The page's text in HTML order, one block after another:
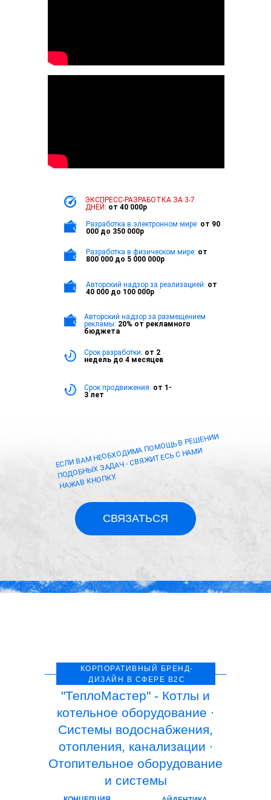
Разработка в электронном мире: от 90
000 до 350 000р
Разработка в физическом мире: от
800 000 до 5 000 000р
Авторский надзор за реализацией: от
40 000 до 100 000р
Авторский надзор за размещением
рекламы: 20% от рекламного
бюджета
Срок разработки: от 2
недель до 4 месяцев
Срок продвижения: от 1-
3 лет
ЭКСПРЕСС-РАЗРАБОТКА ЗА 3-7
ДНЕЙ: от 40 000р
СВЯЗАТЬСЯ
ЕСЛИ ВАМ НЕОБХОДИМА ПОМОЩЬ В РЕШЕНИИ
ПОДОБНЫХ ЗАДАЧ - СВЯЖИТЕСЬ С НАМИ
НАЖАВ КНОПКУ.
КОРПОРАТИВНЫЙ БРЕНД-
ДИЗАЙН В СФЕРЕ B2C
"ТеплоМастер" - Котлы и
котельное оборудование ∙
Системы водоснабжения,
отопления, канализации ∙
Отопительное оборудование
и системы